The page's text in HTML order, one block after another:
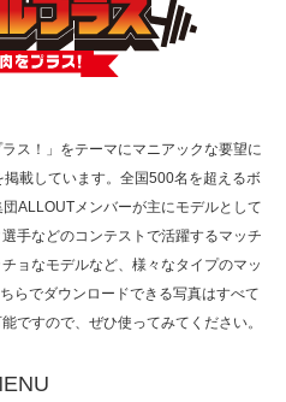
ジオ番組「ONE MORNING」
ス！」をテーマにマニアックな要望に
載しています。全国500名を超えるボ
ALLOUTメンバーが主にモデルとして
手などのコンテストで活躍するマッチ
ョなモデルなど、様々なタイプのマッ
らでダウンロードできる写真はすべて
ですので、ぜひ使ってみてください。